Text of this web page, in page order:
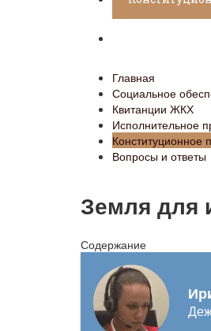
Главная
Социальное
Квитанции ЖКХ
Исполнительное
Конституционное
Вопросы и ответы
Земля для
Содержание